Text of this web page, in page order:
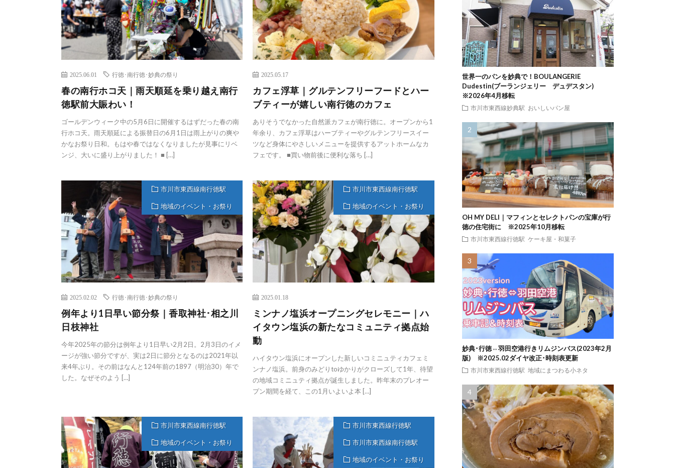
2025.06.01 行徳･南行徳･妙典の祭り
春の南行ホコ天｜雨天順延を乗り越え南行
徳駅前大賑わい！
ゴールデンウィーク中の5月6日に開催するはずだった春の南
行ホコ天。雨天順延による振替日の6月1日は雨上がりの爽や
かなお祭り日和。もはや春ではなくなりましたが見事にリベ
ンジ、大いに盛り上がりました！ ■ […]
2025.05.17
カフェ浮草｜グルテンフリーフードとハー
ブティーが嬉しい南行徳のカフェ
ありそうでなかった自然派カフェが南行徳に。オープンから1
年余り、カフェ浮草はハーブティーやグルテンフリースイー
ツなど身体にやさしいメニューを提供するアットホームなカ
フェです。 ■買い物前後に便利な落ち […]
市川市東西線南行徳駅
地域のイベント・お祭り
2025.02.02 行徳･南行徳･妙典の祭り
例年より1日早い節分祭｜香取神社･相之川
日枝神社
今年2025年の節分は例年より1日早い2月2日。2月3日のイメ
ージが強い節分ですが、実は2日に節分となるのは2021年以
来4年ぶり。その前はなんと124年前の1897（明治30）年で
した。なぜそのよう […]
市川市東西線南行徳駅
地域のイベント・お祭り
2025.01.18
ミンナノ塩浜オープニングセレモニー｜ハ
イタウン塩浜の新たなコミュニティ拠点始
動
ハイタウン塩浜にオープンした新しいコミニュティカフェミ
ンナノ塩浜。前身のみどりtoゆかりがクローズして1年、待望
の地域コミニュティ拠点が誕生しました。昨年末のプレオー
プン期間を経て、この1月いよいよ本 […]
市川市東西線南行徳駅
地域のイベント・お祭り
市川市東西線行徳駅
市川市東西線南行徳駅
地域のイベント・お祭り
世界一のパンを妙典で！BOULANGERIE
Dudestin(ブーランジェリー デュデスタン)
※2026年4月移転
市川市東西線妙典駅 おいしいパン屋
OH MY DELI｜マフィンとセレクトパンの宝庫が行
徳の住宅街に ※2025年10月移転
市川市東西線行徳駅 ケーキ屋・和菓子
妙典･行徳⇔羽田空港行きリムジンバス(2023年2月
版) ※2025.02ダイヤ改正･時刻表更新
市川市東西線行徳駅 地域にまつわる小ネタ